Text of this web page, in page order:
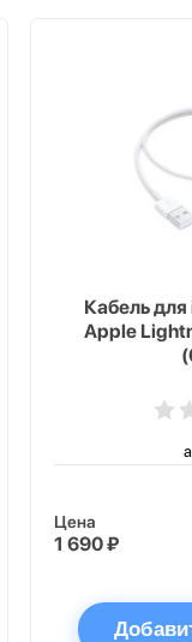
Кабель для
Apple
Цена
1 690 ₽